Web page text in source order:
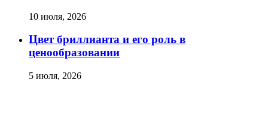
10 июля, 2026
Цвет бриллианта и его роль в
ценообразовании
5 июля, 2026